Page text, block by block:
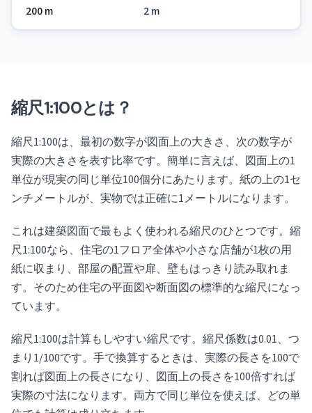
200 m 2 m
縮尺1:100とは？
縮尺1:100は、最初の数字が図面上の大きさ、次の数字が
実際の大きさを表す比率です。簡単に言えば、図面上の1
単位が現実の同じ単位100個分にあたります。紙の上の1セ
ンチメートルが、実物では正確に1メートルになります。
これは建築図面で最もよく使われる縮尺のひとつです。縮
尺1:100なら、住宅の1フロア全体や小さな店舗が1枚の用
紙に収まり、部屋の配置や扉、壁もはっきり読み取れま
す。そのため住宅の平面図や断面図の標準的な縮尺になっ
ています。
縮尺1:100は計算もしやすい縮尺です。縮尺係数は0.01、つ
まり1/100です。手で換算するときは、実際の長さを100で
割れば図面上の長さになり、図面上の長さを100倍すれば
実際の寸法になります。両方で同じ単位を使えば、どの単